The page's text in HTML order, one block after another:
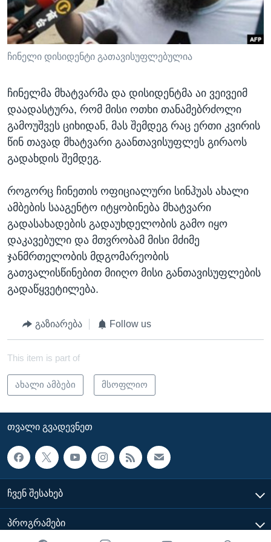
ᲡᲢᲣᲓᲘᲐ ᲕᲐᲨᲘᲜᲒᲢᲝᲜᲘ
ᲔᲙᲝᲜᲝᲛᲘᲙᲐ
ᲯᲐᲜᲛᲠᲗᲔᲚᲝᲑᲐ
ᲛᲔᲪᲜᲘᲔᲠᲔᲑᲐ
ᲙᲣᲚᲢᲣᲠᲐ
ᲒᲐᲚᲘᲚᲔᲝ
ᲓᲔᲖᲘᲜᲤᲝᲠᲛᲐᲪᲘᲐ
Learning English
ᲗᲕᲐᲚᲘ ᲒᲕᲐᲓᲔᲕᲜᲔᲗ
ენები
ჩინელი დისიდენტი გათავისუფლებულია
ჩინელმა მხატვარმა და დისიდენტმა აი ვეივეიმ
დაადასტურა, რომ მისი ოთხი თანამებრძოლი
გამოუშვეს ციხიდან, მას შემდეგ რაც ერთი კვირის
წინ თავად მხატვარი გაანთავისუფლეს გირაოს
გადახდის შემდეგ.
როგორც ჩინეთის ოფიციალური სინჰუას ახალი
ამბების სააგენტო იტყობინება მხატვარი
გადასახადების გადაუხდელობის გამო იყო
დაკავებული და მთვრობამ მისი მძიმე
ჯანმრთელობის მდგომარეობის
გათვალისწინებით მიიღო მისი განთავისუფლების
გადაწყვეტილება.
გაზიარება Follow us
This item is part of
ახალი ამბები მსოფლიო
ᲗᲕᲐᲚᲘ ᲒᲕᲐᲓᲔᲕᲜᲔᲗ
ᲩᲕᲔᲜ ᲨᲔᲡᲐᲮᲔᲑ
ᲞᲠᲝᲒᲠᲐᲛᲔᲑᲘ